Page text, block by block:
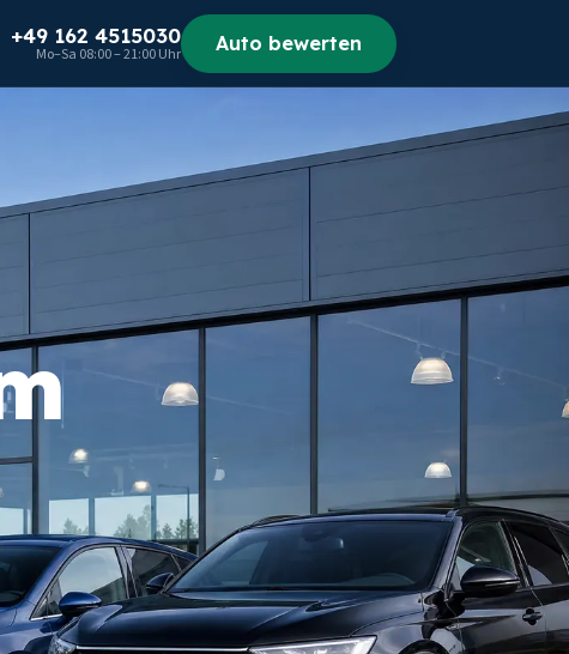
+49 162 4515030
Mo–Sa 08:00 – 21:00 Uhr Auto bewerten